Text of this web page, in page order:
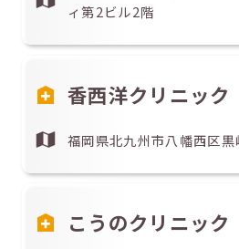
ィ第2ビル2階
香西洋クリニック
福岡県北九州市八幡西区
こうのクリニック